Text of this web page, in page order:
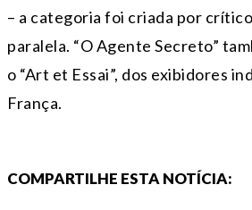
– a categoria foi criada por
paralela. “O Agente Secreto”
o “Art et Essai”, dos exibidores
França.
COMPARTILHE ESTA NOTÍCIA: